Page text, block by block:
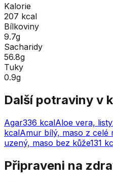
Kalorie
207 kcal
Bílkoviny
9.7g
Sacharidy
56.8g
Tuky
0.9g
Další potraviny v
Agar336 kcalAloe vera, listy
kcalAmur bílý, maso z celé
uzený, maso bez kůže131
Připraveni na